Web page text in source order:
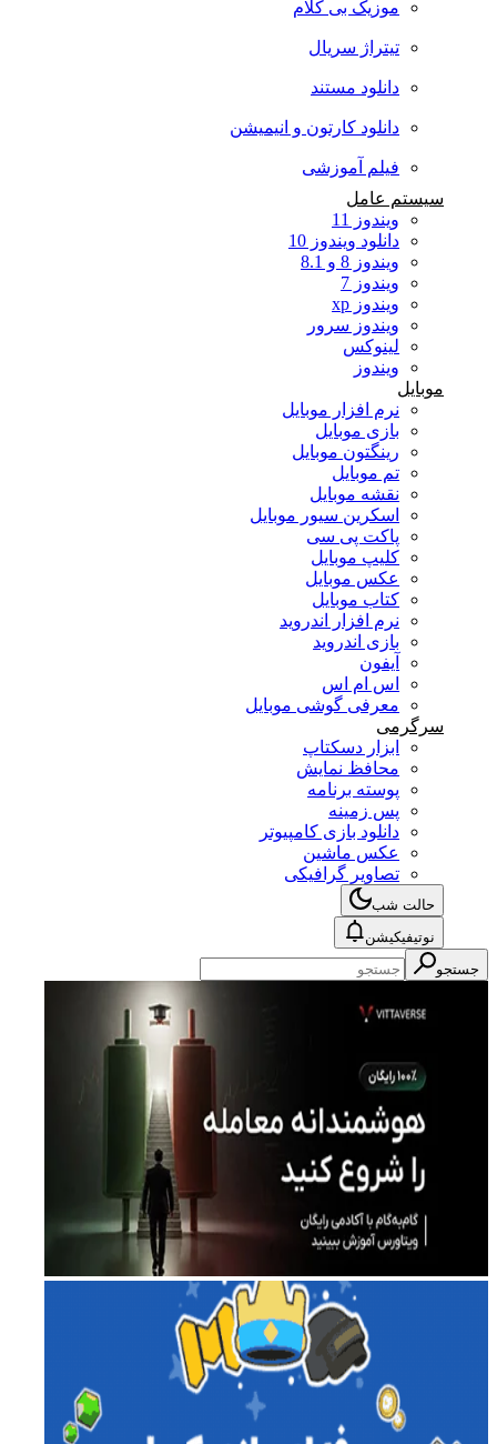
موزیک بی کلام
تیتراژ سریال
دانلود مستند
دانلود کارتون و انیمیشن
فیلم آموزشی
سیستم عامل
ویندوز 11
دانلود ویندوز 10
ویندوز 8 و 8.1
ویندوز 7
ویندوز xp
ویندوز سرور
لینوکس
ویندوز
موبایل
نرم افزار موبایل
بازی موبایل
رینگتون موبایل
تم موبایل
نقشه موبایل
اسکرین سیور موبایل
پاکت پی سی
کلیپ موبایل
عکس موبایل
کتاب موبایل
نرم افزار اندروید
بازی اندروید
آیفون
اس ام اس
معرفی گوشی موبایل
سرگرمی
ابزار دسکتاپ
محافظ نمایش
پوسته برنامه
پس زمینه
دانلود بازی کامپیوتر
عکس ماشین
تصاویر گرافیکی
حالت شب
نوتیفیکیشن
جستجو